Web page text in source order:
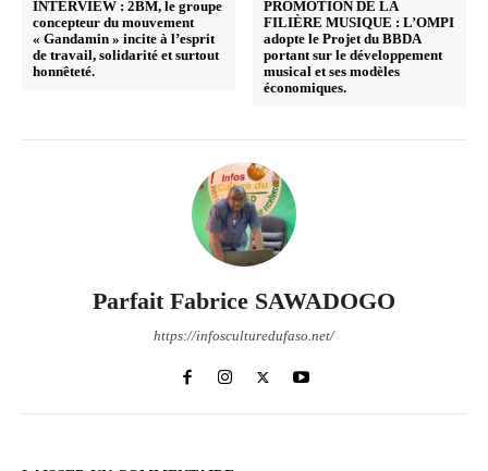
INTERVIEW : 2BM, le groupe
concepteur du mouvement
« Gandamin » incite à l’esprit
de travail, solidarité et surtout
honnêteté.
PROMOTION DE LA
FILIÈRE MUSIQUE : L’OMPI
adopte le Projet du BBDA
portant sur le développement
musical et ses modèles
économiques.
Parfait Fabrice SAWADOGO
https://infosculturedufaso.net/